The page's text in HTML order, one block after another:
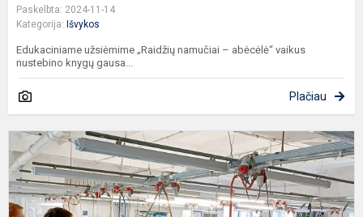
Paskelbta: 2024-11-14
Kategorija: Išvykos
Edukaciniame užsiėmime „Raidžių namučiai – abėcėlė“ vaikus
nustebino knygų gausa...
Plačiau